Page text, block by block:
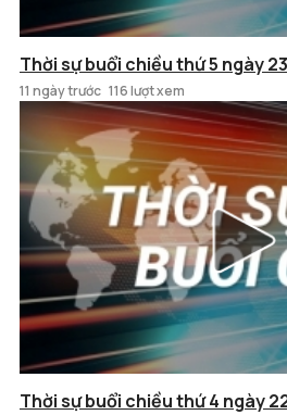
Thời sự buổi chiều thứ 5 ngày
11 ngày trước 116 lượt xem
Thời sự buổi chiều thứ 4 ngày